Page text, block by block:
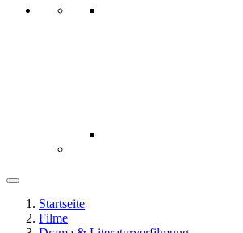
Startseite
Filme